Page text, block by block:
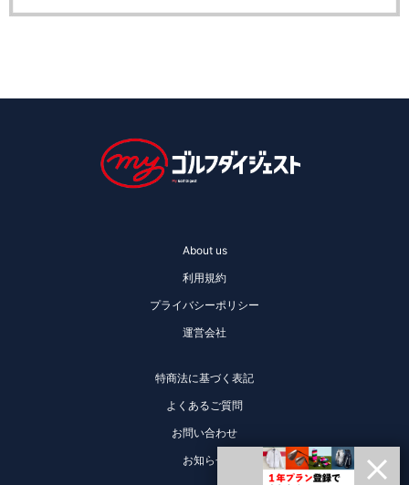
About us
利用規約
プライバシーポリシー
運営会社
特商法に基づく表記
よくあるご質問
お問い合わせ
お知らせ